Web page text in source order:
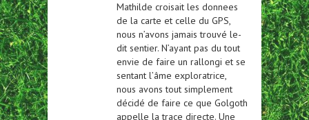
Mathilde croisait les donnees
de la carte et celle du GPS,
nous n’avons jamais trouvé le-
dit sentier. N’ayant pas du tout
envie de faire un rallongi et se
sentant l’âme exploratrice,
nous avons tout simplement
décidé de faire ce que Golgoth
appelle la trace directe. Une